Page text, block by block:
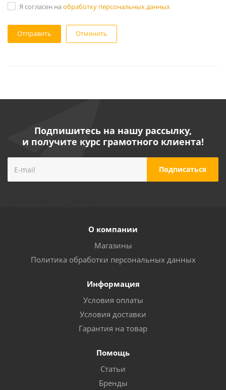
Я согласен на обработку персональных данных
Отменить
Подпишитесь на нашу рассылку,
и получите курс грамотного клиента!
О компании
Магазины
Политика обработки персональных данных
Информация
Условия оплаты
Условия доставки
Гарантия на товар
Помощь
Статьи
Бренды